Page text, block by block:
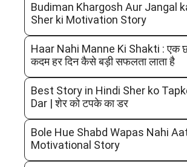
Budiman Khargosh Aur Jangal
Sher ki Motivation Story
Haar Nahi Manne Ki Shakti : एक
कदम हर दिन कैसे बड़ी सफलता लाता है
Best Story in Hindi Sher ko
Dar | शेर को टपके का डर
Bole Hue Shabd Wapas Nahi
Motivational Story